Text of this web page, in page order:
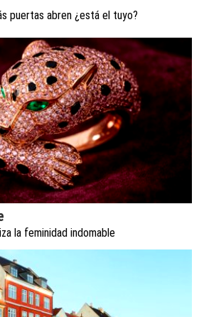
puertas abren ¿está el tuyo?
la feminidad indomable